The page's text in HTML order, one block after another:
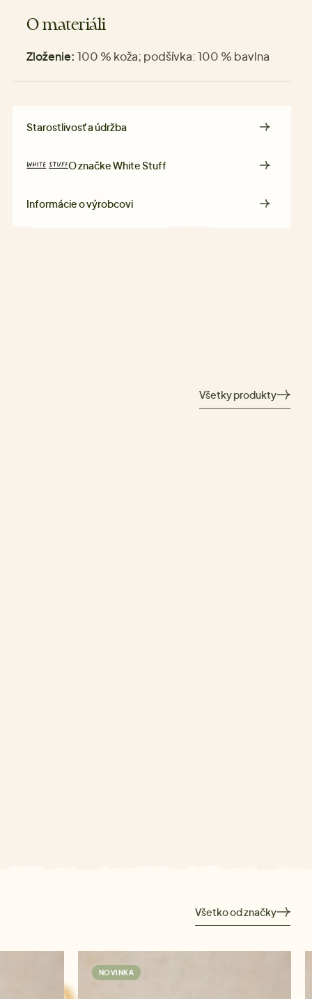
O materiáli
Zloženie: 100 % koža; podšívka: 100 % bavlna
Starostlivosť a údržba
O značkeWhite Stuff
Informácie o výrobcovi
Všetky produkty
Všetko od značky
NOVINKA